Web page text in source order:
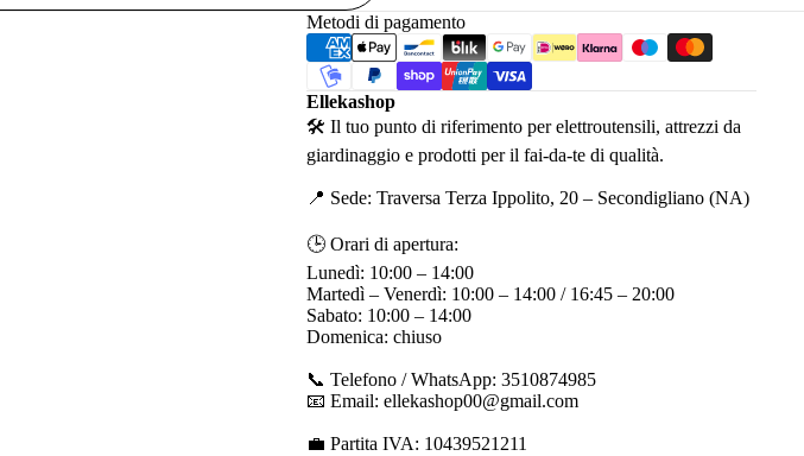
Metodi di pagamento
Ellekashop
🛠 Il tuo punto di riferimento per elettroutensili, attrezzi da
giardinaggio e prodotti per il fai-da-te di qualità.
📍 Sede: Traversa Terza Ippolito, 20 – Secondigliano (NA)
🕒 Orari di apertura:
Lunedì: 10:00 – 14:00
Martedì – Venerdì: 10:00 – 14:00 / 16:45 – 20:00
Sabato: 10:00 – 14:00
Domenica: chiuso
📞 Telefono / WhatsApp: 3510874985
📧 Email: ellekashop00@gmail.com
💼 Partita IVA: 10439521211